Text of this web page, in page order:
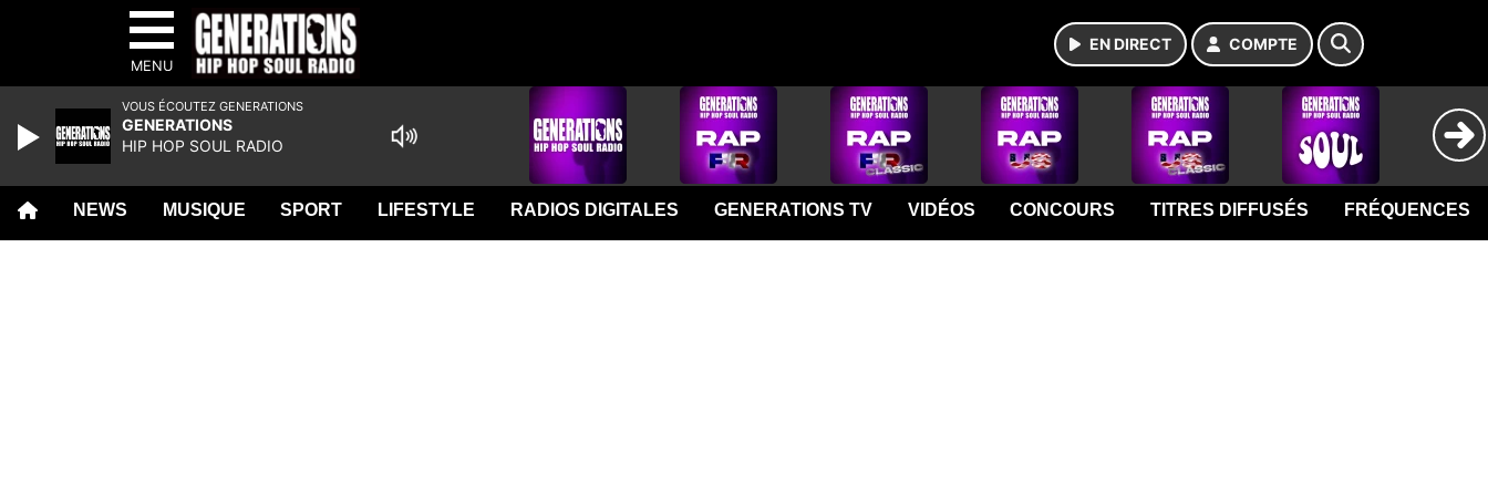
MENU
EN DIRECT COMPTE
NEWS MUSIQUE SPORT LIFESTYLE RADIOS DIGITALES GENERATIONS TV VIDÉOS CONCOURS TITRES DIFFUSÉS FRÉQUENCES
VOUS ÉCOUTEZ GENERATIONS
GENERATIONS
HIP HOP SOUL RADIO